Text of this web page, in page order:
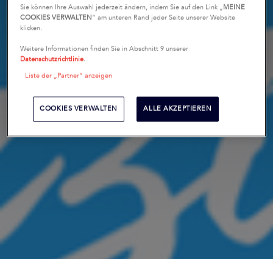
Sie können Ihre Auswahl jederzeit ändern, indem Sie auf den Link „MEINE
COOKIES VERWALTEN“ am unteren Rand jeder Seite unserer Website
klicken.
Weitere Informationen finden Sie in Abschnitt 9 unserer
Datenschutzrichtlinie.
Liste der „Partner“ anzeigen
COOKIES VERWALTEN ALLE AKZEPTIEREN